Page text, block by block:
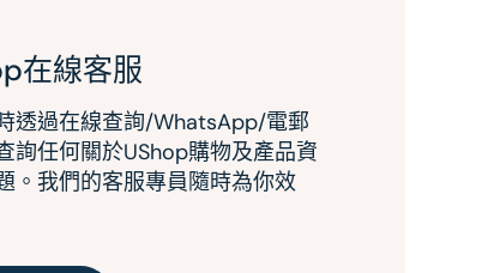
在線客服
透過在線查詢/WhatsApp/電郵
詢任何關於UShop購物及產品資
。我們的客服專員隨時為你效